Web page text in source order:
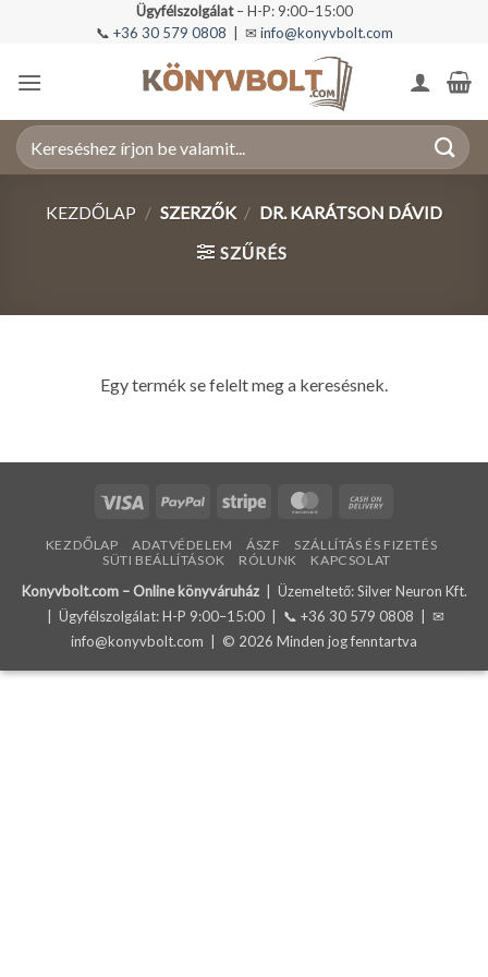
Ügyfélszolgálat– H-P: 9:00–15:00
📞 +36 30 579 0808 | ✉ info@konyvbolt.com
Keresés
a
KEZDŐLAP / SZERZŐK / DR. KARÁTSON DÁVID
SZŰRÉS
Egy termék se felelt meg a keresésnek.
Visa PayPal Stripe MasterCard
Delivery
KEZDŐLAP ADATVÉDELEM ÁSZF
SZÁLLÍTÁS ÉS FIZETÉS
SÜTI BEÁLLÍTÁSOK
RÓLUNK KAPCSOLAT
Konyvbolt.com – Online könyváruház| Üzemeltető: Silver Neuron Kft.
| Ügyfélszolgálat: H-P 9:00–15:00 | 📞 +36 30 579 0808 | ✉
info@konyvbolt.com | © 2026 Minden jog fenntartva